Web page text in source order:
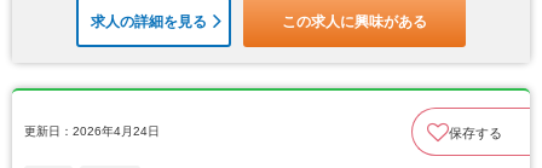
求人の詳細を見る この求人に興味がある
更新日：2026年4月24日 保存する